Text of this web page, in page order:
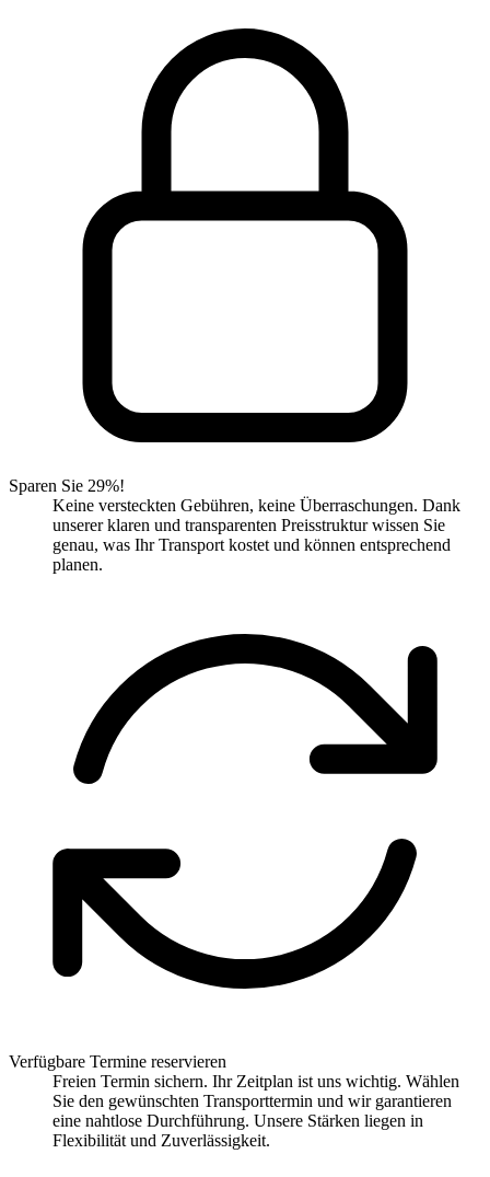
Sparen Sie 29%!
Keine versteckten Gebühren, keine Überraschungen. Dank
unserer klaren und transparenten Preisstruktur wissen Sie
genau, was Ihr Transport kostet und können entsprechend
planen.
Verfügbare Termine reservieren
Freien Termin sichern. Ihr Zeitplan ist uns wichtig. Wählen
Sie den gewünschten Transporttermin und wir garantieren
eine nahtlose Durchführung. Unsere Stärken liegen in
Flexibilität und Zuverlässigkeit.